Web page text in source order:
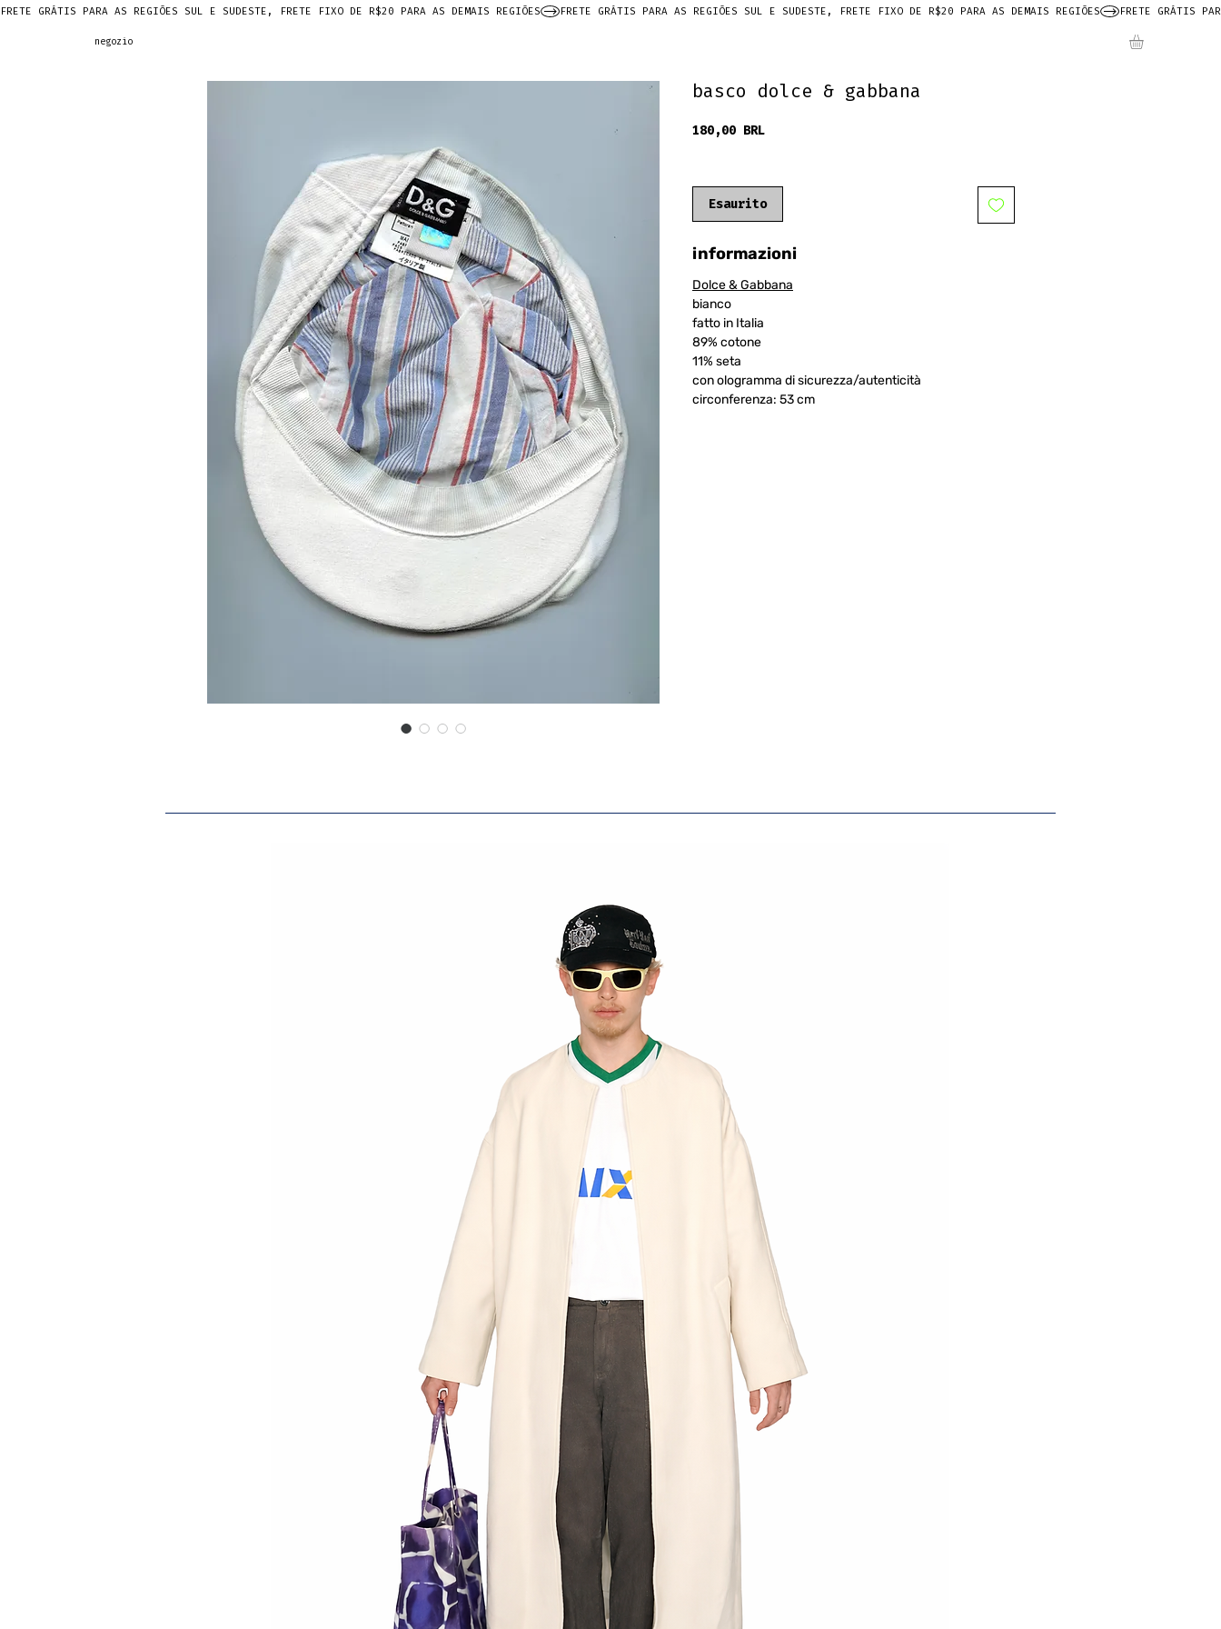
FRETE GRÁTIS PARA AS REGIÕES SUL E SUDESTE, FRETE FIXO DE R$20 PARA AS DEMAIS REGIÕES
negozio
basco dolce & gabbana
180,00 BRLPrezzo
Esaurito
informazioni
Dolce & Gabbana
bianco
fatto in Italia
89% cotone
11% seta
con ologramma di sicurezza/autenticità
circonferenza: 53 cm